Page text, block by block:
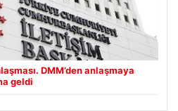
DMM’den anlaşmaya
geldi